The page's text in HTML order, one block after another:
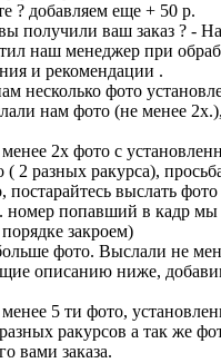
? добавляем еще + 50 р.
получили ваш заказ ? -
наш менеджер при
и рекомендации .
несколько фото
нам фото (не менее
2х фото с
2 разных ракурса),
постарайтесь выслать
номер попавший в кадр мы
закроем)
фото. Выслали не
описанию ниже,
5 ти фото,
ракурсов а так же
вами заказа.